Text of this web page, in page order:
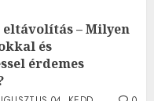
eltávolítás – Milyen
és
érdemes